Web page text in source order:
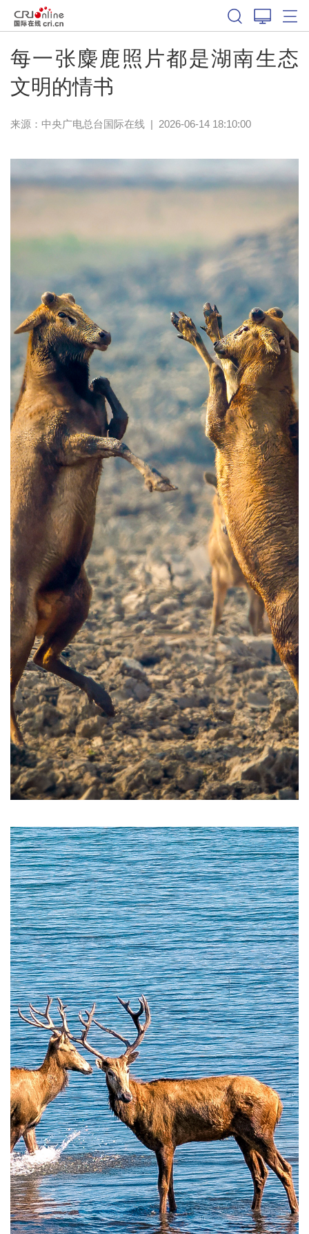
每一张麋鹿照片都是湖南生态
文明的情书
来源：中央广电总台国际在线| 2026-06-14 18:10:00